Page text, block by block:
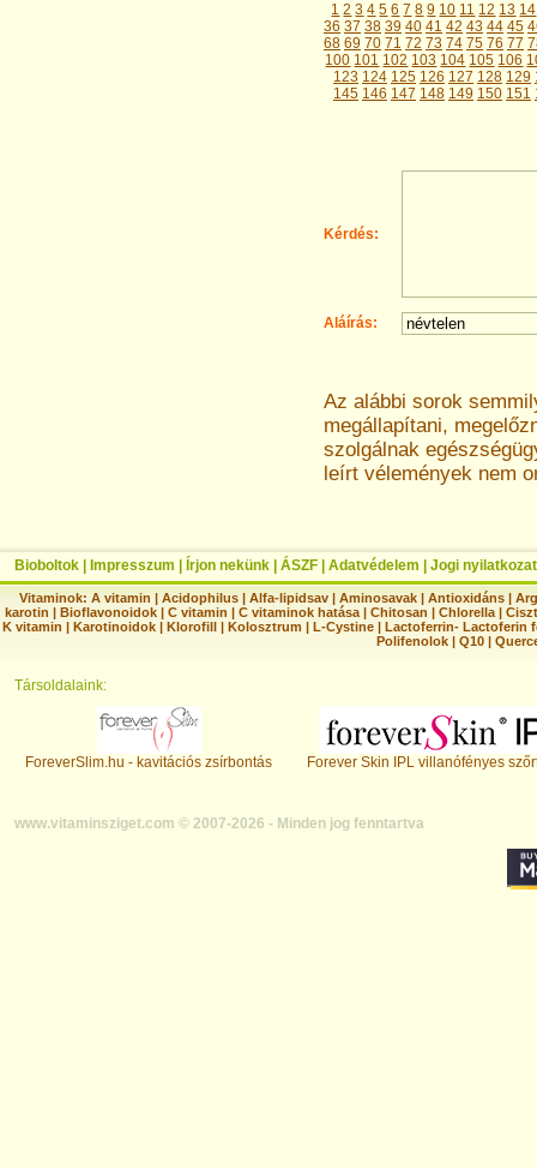
1 2 3 4 5 6 7 8 9 10 11 12 13 14
36 37 38 39 40 41 42 43 44 45
68 69 70 71 72 73 74 75 76 77
100 101 102 103 104 105 106
123 124 125 126 127 128 129
145 146 147 148 149 150 151
Kérdés:
Aláírás:
Az alábbi sorok
megállapítani,
szolgálnak
leírt vélemények nem
Bioboltok Impresszum Írjon nekünk ÁSZF Adatvédelem Jogi nyilatkozat
Vitaminok: A vitamin |Acidophilus |Alfa-lipidsav |Aminosavak |Antioxidáns |
karotin | Bioflavonoidok | C vitamin | C vitaminok hatása | Chitosan | Chlorella |
K vitamin | Karotinoidok | Klorofill | Kolosztrum | L-Cystine | Lactoferrin- Lactoferin
Polifenolok |Q10 |
Társoldalaink:
ForeverSlim.hu - kavitációs zsírbontás Forever Skin IPL villanófényes
www.vitaminsziget.com © 2007-2026 - Minden jog fenntartva